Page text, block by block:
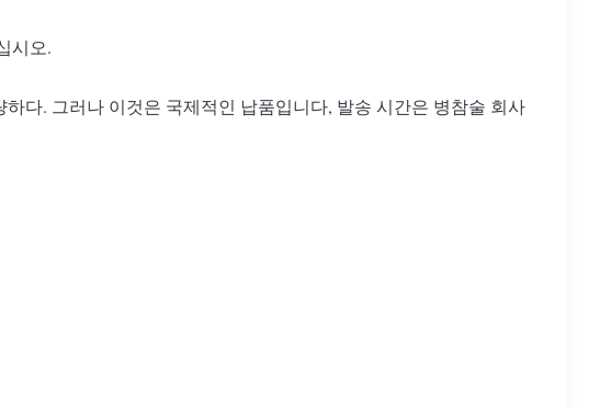
시오.
다. 그러나 이것은 국제적인 납품입니다, 발송 시간은 병참술 회사